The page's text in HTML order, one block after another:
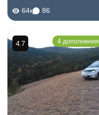
64к
86
4.7 4 дополнения